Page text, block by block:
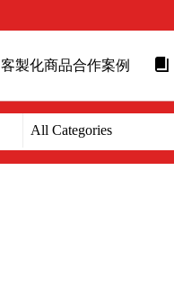
客製化商品合作案例